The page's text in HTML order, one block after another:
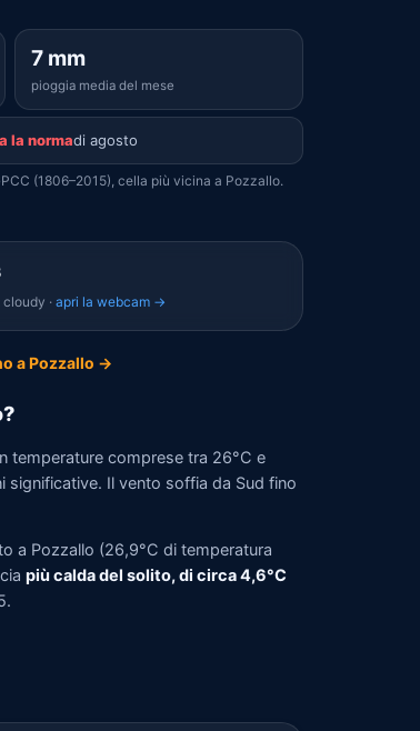
7 mm
pioggia media del mese
la normadi agosto
(1806–2015), cella più vicina a Pozzallo.
cloudy · apri la webcam →
a Pozzallo →
temperature comprese tra 26°C e
significative. Il vento soffia da Sud fino
a Pozzallo (26,9°C di temperatura
più calda del solito, di circa 4,6°C